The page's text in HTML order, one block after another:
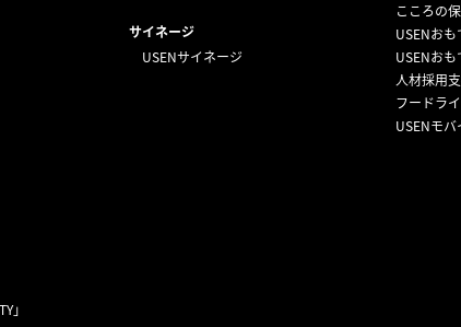
」
サイネージ
USENサイネージ
こころの
USENお
USENおも
人材採用
フードラ
USENモ